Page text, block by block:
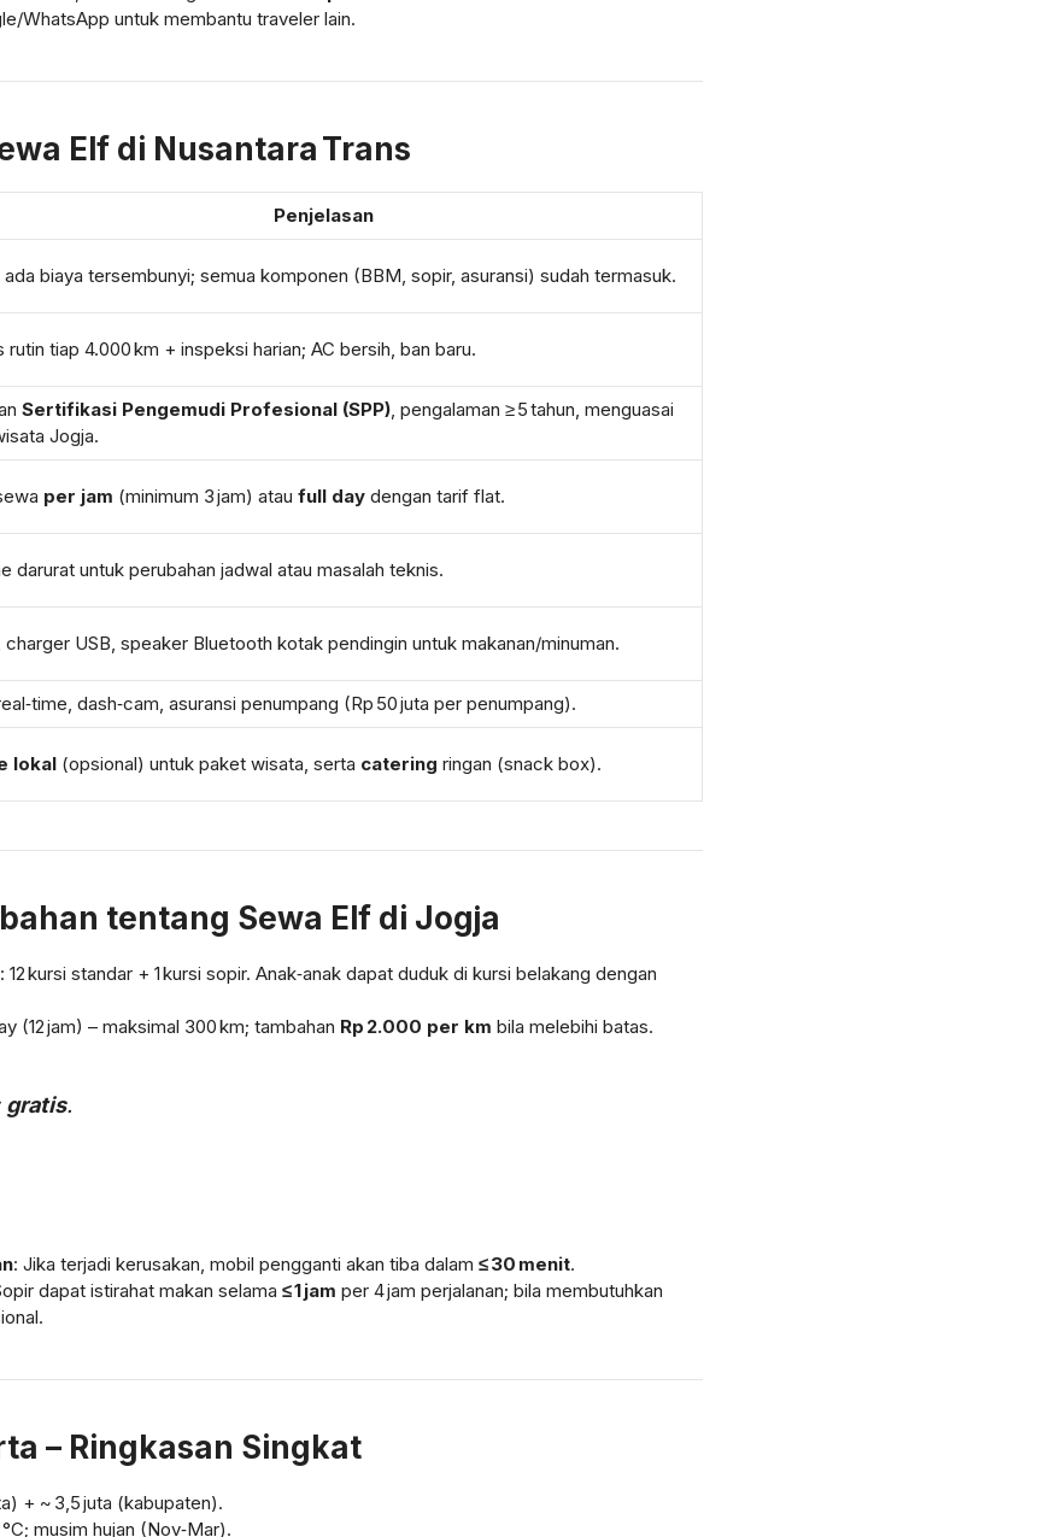
WhatsApp untuk membantu traveler lain.
Elf di Nusantara Trans
Penjelasan
ada biaya tersembunyi; semua komponen (BBM, sopir, asuransi) sudah termasuk.
rutin tiap 4.000 km + inspeksi harian; AC bersih, ban baru.
Sertifikasi Pengemudi Profesional (SPP) , pengalaman ≥ 5 tahun, menguasai
Jogja.
per jam (minimum 3 jam) atau full day dengan tarif flat.
darurat untuk perubahan jadwal atau masalah teknis.
charger USB, speaker Bluetooth kotak pendingin untuk makanan/minuman.
dash‑cam, asuransi penumpang (Rp 50 juta per penumpang).
lokal (opsional) untuk paket wisata, serta catering ringan (snack box).
tentang Sewa Elf di Jogja
: 12 kursi standar + 1 kursi sopir. Anak‑anak dapat duduk di kursi belakang dengan
(12 jam) – maksimal 300 km; tambahan Rp 2.000 per km bila melebihi batas.
gratis.
: Jika terjadi kerusakan, mobil pengganti akan tiba dalam ≤ 30 menit.
dapat istirahat makan selama ≤ 1 jam per 4 jam perjalanan; bila membutuhkan
– Ringkasan Singkat
+ ~ 3,5 juta (kabupaten).
musim hujan (Nov‑Mar).